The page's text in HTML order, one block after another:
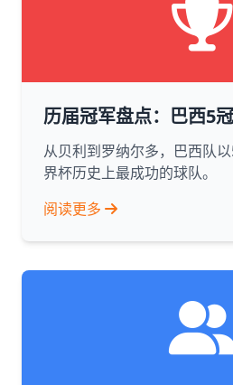
历届冠军盘点：巴西5
从贝利到罗纳尔多，巴西队
界杯历史上最成功的球队。
阅读更多